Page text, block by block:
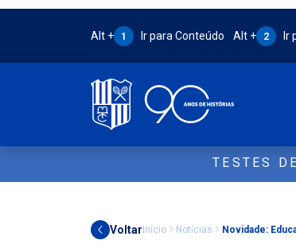
Atalho Alt + 1:
1 Atalho Alt + 2:
2
TESTES
Voltar Início Notícias Novidade: